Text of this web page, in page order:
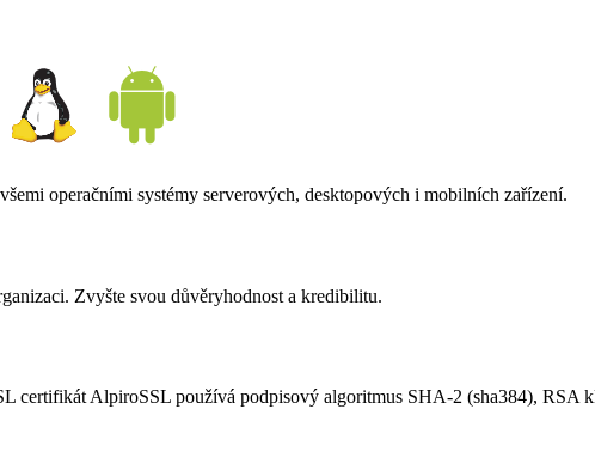
operačními systémy serverových, desktopových i mobilních zařízení.
Zvyšte svou důvěryhodnost a kredibilitu.
certifikát AlpiroSSL používá podpisový algoritmus SHA-2 (sha384), RSA